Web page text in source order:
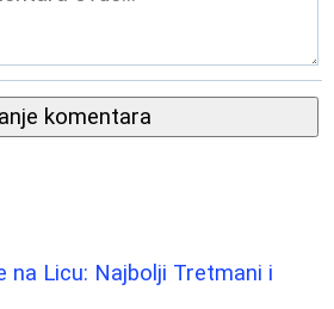
komentara
na Licu: Najbolji Tretmani i